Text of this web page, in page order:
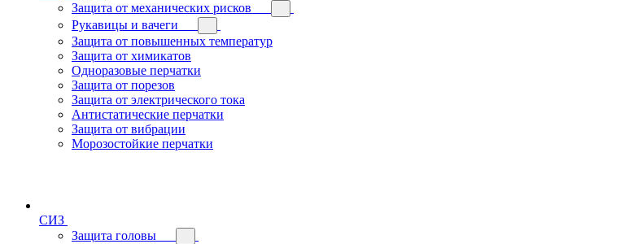
Защита от механических рисков
Рукавицы и вачеги
Защита от повышенных температур
Защита от химикатов
Одноразовые перчатки
Защита от порезов
Защита от электрического тока
Антистатические перчатки
Защита от вибрации
Морозостойкие перчатки
СИЗ
Защита головы